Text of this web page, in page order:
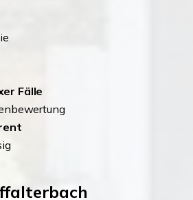
Fälle